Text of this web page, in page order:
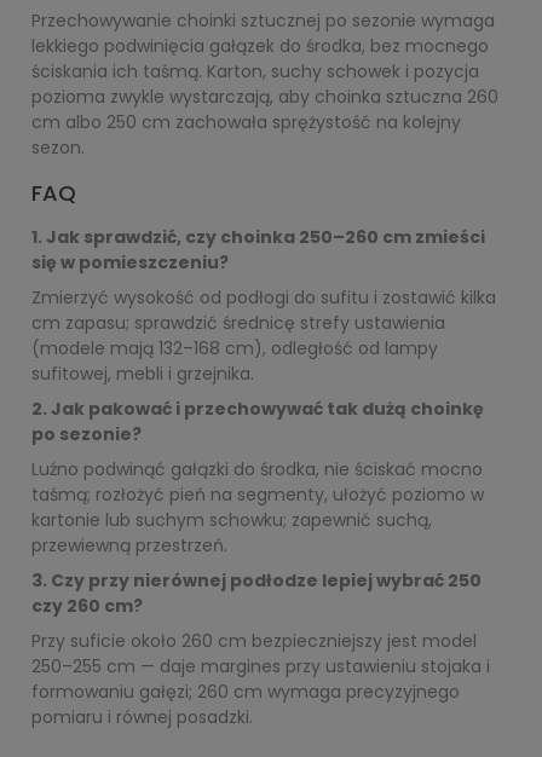
Przechowywanie choinki sztucznej po sezonie wymaga
lekkiego podwinięcia gałązek do środka, bez mocnego
ściskania ich taśmą. Karton, suchy schowek i pozycja
pozioma zwykle wystarczają, aby choinka sztuczna 260
cm albo 250 cm zachowała sprężystość na kolejny
sezon.
FAQ
1. Jak sprawdzić, czy choinka 250–260 cm zmieści
się w pomieszczeniu?
Zmierzyć wysokość od podłogi do sufitu i zostawić kilka
cm zapasu; sprawdzić średnicę strefy ustawienia
(modele mają 132–168 cm), odległość od lampy
sufitowej, mebli i grzejnika.
2. Jak pakować i przechowywać tak dużą choinkę
po sezonie?
Luźno podwinąć gałązki do środka, nie ściskać mocno
taśmą; rozłożyć pień na segmenty, ułożyć poziomo w
kartonie lub suchym schowku; zapewnić suchą,
przewiewną przestrzeń.
3. Czy przy nierównej podłodze lepiej wybrać 250
czy 260 cm?
Przy suficie około 260 cm bezpieczniejszy jest model
250–255 cm — daje margines przy ustawieniu stojaka i
formowaniu gałęzi; 260 cm wymaga precyzyjnego
pomiaru i równej posadzki.